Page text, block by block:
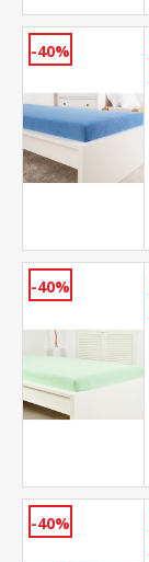
-40%
-40%
-40%